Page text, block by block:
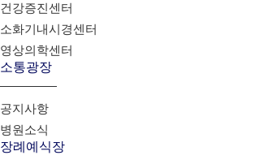
건강증진센터
소화기내시경센터
영상의학센터
소통광장
공지사항
병원소식
장례예식장